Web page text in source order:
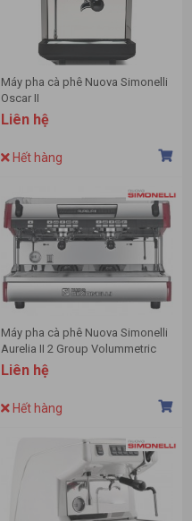
Máy pha cà phê Nuova Simonelli
Oscar II
Liên hệ
Hết hàng
Máy pha cà phê Nuova Simonelli
Aurelia II 2 Group Volummetric
Liên hệ
Hết hàng